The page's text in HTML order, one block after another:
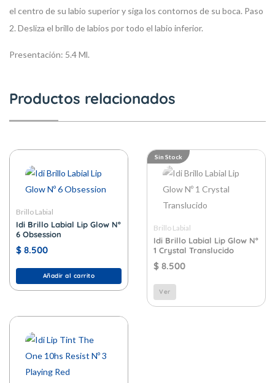
el centro de su labio superior y siga los contornos de su boca. Paso
2. Desliza el brillo de labios por todo el labio inferior.
Presentación: 5.4 Ml.
Productos relacionados
Brillo Labial
Idi Brillo Labial Lip Glow Nº
6 Obsession
$ 8.500
Añadir al carrito
Sin Stock
Brillo Labial
Idi Brillo Labial Lip Glow Nº
1 Crystal Translucido
$ 8.500
Ver